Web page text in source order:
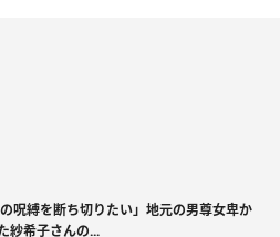
の呪縛を断ち切りたい」地元の男尊女卑か
紗希子さんの...